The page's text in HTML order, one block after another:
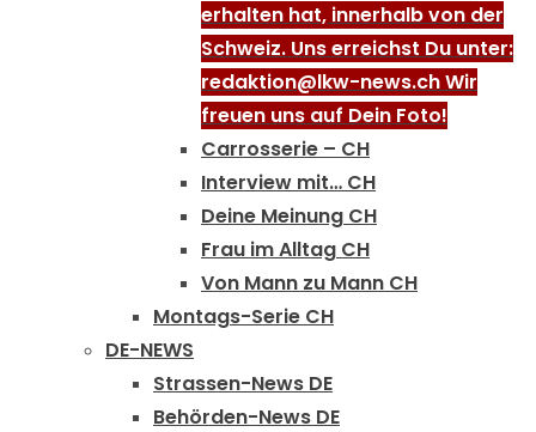
erhalten hat, innerhalb von der
Schweiz. Uns erreichst Du unter:
redaktion@lkw-news.ch Wir
freuen uns auf Dein Foto!
Carrosserie – CH
Interview mit… CH
Deine Meinung CH
Frau im Alltag CH
Von Mann zu Mann CH
Montags-Serie CH
DE-NEWS
Strassen-News DE
Behörden-News DE